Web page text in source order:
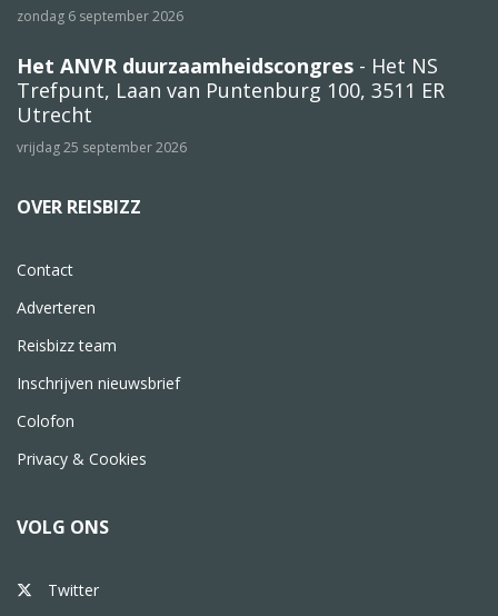
zondag 6 september 2026
Het ANVR duurzaamheidscongres - Het NS
Trefpunt, Laan van Puntenburg 100, 3511 ER
Utrecht
vrijdag 25 september 2026
OVER REISBIZZ
Contact
Adverteren
Reisbizz team
Inschrijven nieuwsbrief
Colofon
Privacy & Cookies
VOLG ONS
Twitter